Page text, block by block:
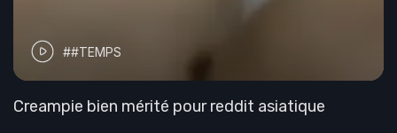
##TEMPS
Creampie bien mérité pour reddit asiatique